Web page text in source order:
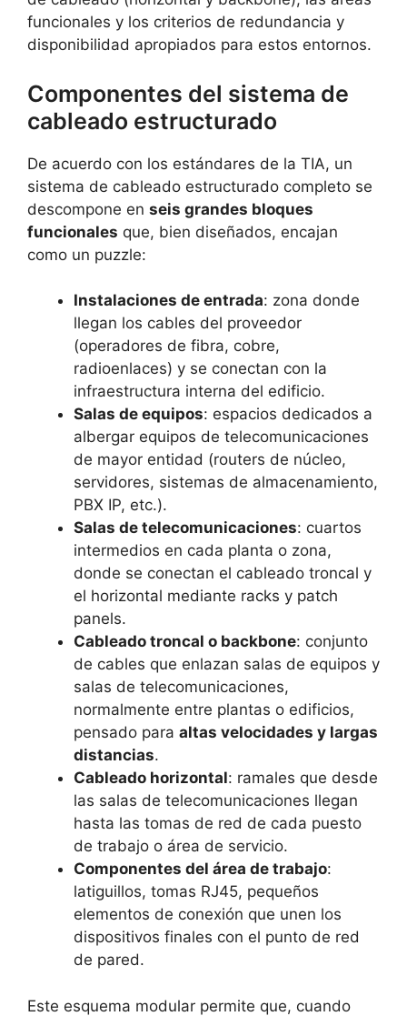
funcionales y los criterios de redundancia y
disponibilidad apropiados para estos entornos.
Componentes del sistema de
cableado estructurado
De acuerdo con los estándares de la TIA, un
sistema de cableado estructurado completo se
descompone en seis grandes bloques
funcionales que, bien diseñados, encajan
como un puzzle:
Instalaciones de entrada: zona donde
llegan los cables del proveedor
(operadores de fibra, cobre,
radioenlaces) y se conectan con la
infraestructura interna del edificio.
Salas de equipos: espacios dedicados a
albergar equipos de telecomunicaciones
de mayor entidad (routers de núcleo,
servidores, sistemas de almacenamiento,
PBX IP, etc.).
Salas de telecomunicaciones: cuartos
intermedios en cada planta o zona,
donde se conectan el cableado troncal y
el horizontal mediante racks y patch
panels.
Cableado troncal o backbone: conjunto
de cables que enlazan salas de equipos y
salas de telecomunicaciones,
normalmente entre plantas o edificios,
pensado para altas velocidades y largas
distancias.
Cableado horizontal: ramales que desde
las salas de telecomunicaciones llegan
hasta las tomas de red de cada puesto
de trabajo o área de servicio.
Componentes del área de trabajo:
latiguillos, tomas RJ45, pequeños
elementos de conexión que unen los
dispositivos finales con el punto de red
de pared.
Este esquema modular permite que, cuando